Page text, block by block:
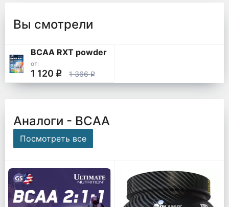
Вы смотрели
BCAA RXT powder
от:
1 120 q 1 366q
Аналоги - ВСАА
Посмотреть все